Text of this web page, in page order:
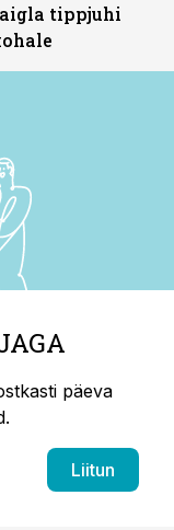
tippjuhi
päeva
Liitun